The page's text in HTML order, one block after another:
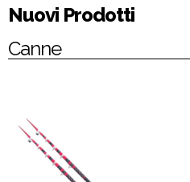
Nuovi Prodotti
Canne